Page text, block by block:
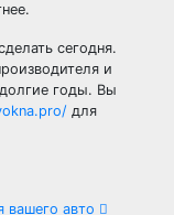
сегодня.
и
годы. Вы
для
вашего авто